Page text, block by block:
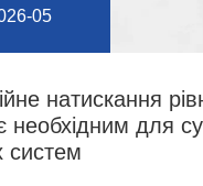
05
натискання
необхідним для
систем